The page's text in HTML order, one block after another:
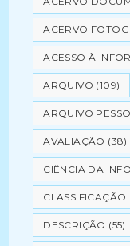
ACERVO
ACESSO À
ARQUIVO (109)
ARQUIVO
AVALIAÇÃO (38)
CIÊNCIA DA
CLASSIFICAÇÃO
DESCRIÇÃO (55)